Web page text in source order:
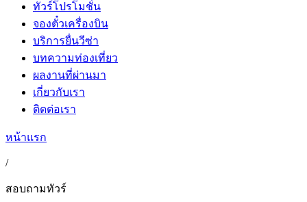
ทัวร์โปรโมชั่น
จองตั๋วเครื่องบิน
บริการยื่นวีซ่า
บทความท่องเที่ยว
ผลงานที่ผ่านมา
เกี่ยวกับเรา
ติดต่อเรา
หน้าแรก
/
สอบถามทัวร์